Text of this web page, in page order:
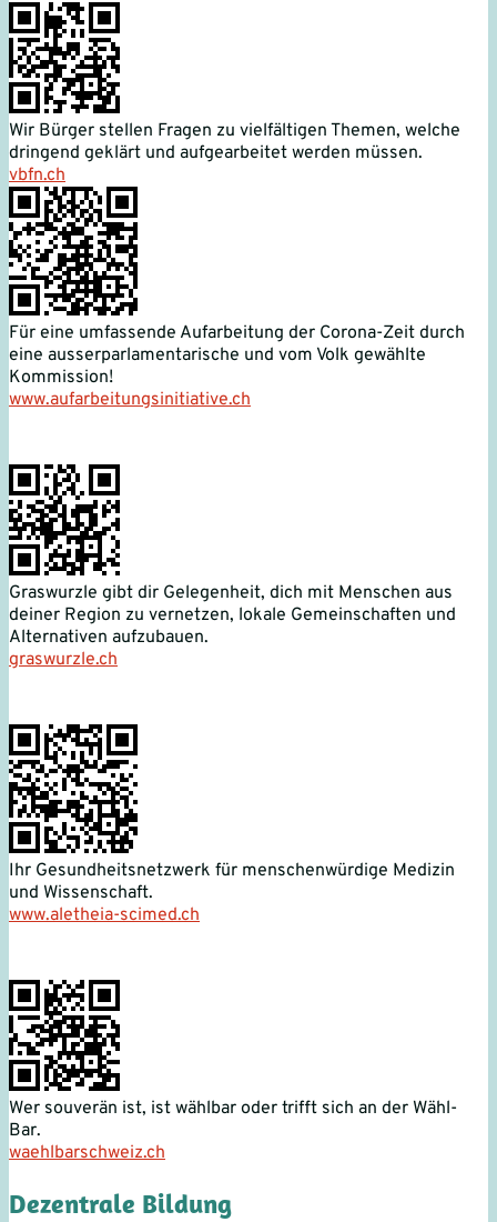
Wir Bürger stellen Fragen zu vielfältigen Themen, welche
dringend geklärt und aufgearbeitet werden müssen.
vbfn.ch
Für eine umfassende Aufarbeitung der Corona-Zeit durch
eine ausserparlamentarische und vom Volk gewählte
Kommission!
www.aufarbeitungsinitiative.ch
Graswurzle gibt dir Gelegenheit, dich mit Menschen aus
deiner Region zu vernetzen, lokale Gemeinschaften und
Alternativen aufzubauen.
graswurzle.ch
Ihr Gesundheitsnetzwerk für menschenwürdige Medizin
und Wissenschaft.
www.aletheia-scimed.ch
Wer souverän ist, ist wählbar oder trifft sich an der Wähl-
Bar.
waehlbarschweiz.ch
Dezentrale Bildung